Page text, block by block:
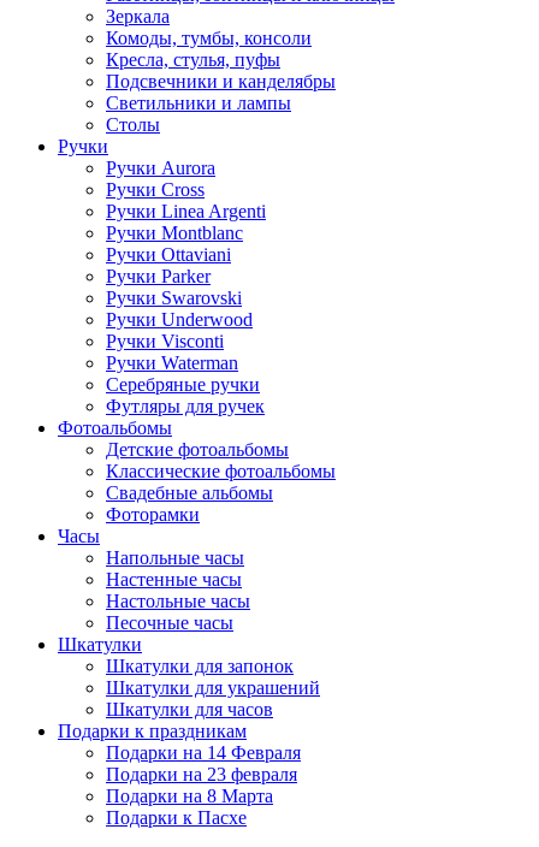
Зеркала
Комоды, тумбы, консоли
Кресла, стулья, пуфы
Подсвечники и канделябры
Светильники и лампы
Столы
Ручки
Ручки Aurora
Ручки Cross
Ручки Linea Argenti
Ручки Montblanc
Ручки Ottaviani
Ручки Parker
Ручки Swarovski
Ручки Underwood
Ручки Visconti
Ручки Waterman
Серебряные ручки
Футляры для ручек
Фотоальбомы
Детские фотоальбомы
Классические фотоальбомы
Свадебные альбомы
Фоторамки
Часы
Напольные часы
Настенные часы
Настольные часы
Песочные часы
Шкатулки
Шкатулки для запонок
Шкатулки для украшений
Шкатулки для часов
Подарки к праздникам
Подарки на 14 Февраля
Подарки на 23 февраля
Подарки на 8 Марта
Подарки к Пасхе